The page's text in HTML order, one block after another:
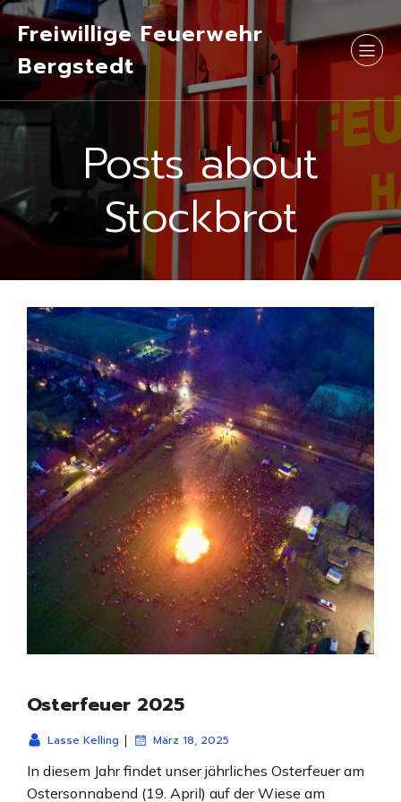
Freiwillige Feuerwehr
Bergstedt
Posts about
Stockbrot
Osterfeuer 2025
Lasse Kelling | März 18, 2025
In diesem Jahr findet unser jährliches Osterfeuer am
Ostersonnabend (19. April) auf der Wiese am